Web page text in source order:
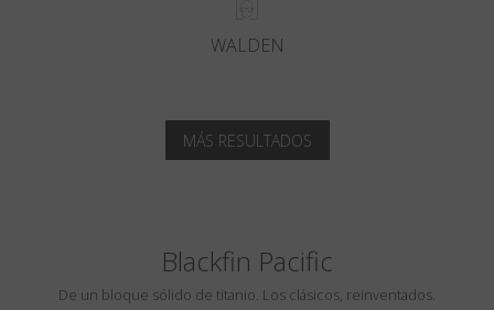
WALDEN
MÁS RESULTADOS
Blackfin Pacific
De un bloque sólido de titanio. Los clásicos, reinventados.